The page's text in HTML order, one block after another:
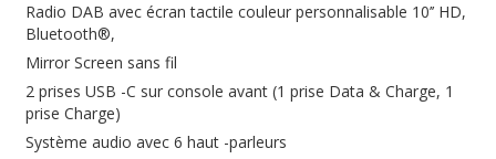
Radio DAB avec écran tactile couleur personnalisable 10’’ HD,
Bluetooth®,
Mirror Screen sans fil
2 prises USB -C sur console avant (1 prise Data & Charge, 1
prise Charge)
Système audio avec 6 haut -parleurs